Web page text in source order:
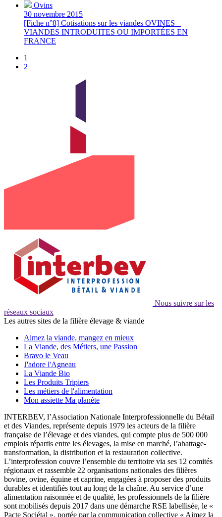
Ovins
30 novembre 2015
[Fiche n°8] Cotisations sur les viandes OVINES –
VIANDES INTRODUITES OU IMPORTÉES EN
FRANCE
1
2
Nous suivre sur les
réseaux sociaux
Les autres sites de la filière élevage & viande
Aimez la viande, mangez en mieux
La Viande, des Métiers, une Passion
Bravo le Veau
J'adore l'Agneau
La Viande Bio
Les Produits Tripiers
Les métiers de l'alimentation
Mon assiette Ma planète
INTERBEV, l’Association Nationale Interprofessionnelle du Bétail
et des Viandes, représente depuis 1979 les acteurs de la filière
française de l’élevage et des viandes, qui compte plus de 500 000
emplois répartis entre les élevages, la mise en marché, l’abattage-
transformation, la distribution et la restauration collective.
L’interprofession couvre l’ensemble du territoire via ses 12 comités
régionaux et rassemble 22 organisations nationales des filières
bovine, ovine, équine et caprine, engagées à proposer des produits
durables et identifiés tout au long de la chaîne. Au service d’une
alimentation raisonnée et de qualité, les professionnels de la filière
sont mobilisés depuis 2017 dans une démarche RSE labellisée, le «
Pacte Sociétal », portée par la communication collective « Aimez la